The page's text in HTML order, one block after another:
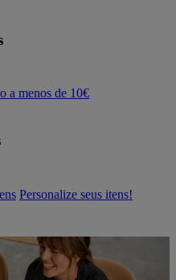
a menos de 10€
Personalize seus itens!